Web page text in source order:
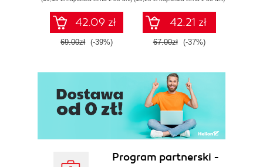
42.09 zł
69.00zł (-39%)
42.21 zł
67.00zł (-37%)
Program partnerski -